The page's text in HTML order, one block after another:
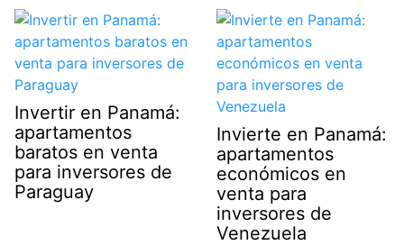
Invertir en Panamá:
apartamentos
baratos en venta
para inversores de
Paraguay
Invierte en Panamá:
apartamentos
económicos en
venta para
inversores de
Venezuela